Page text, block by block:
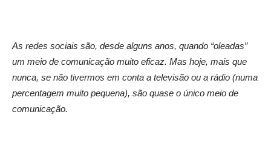
As redes sociais são, desde alguns anos, quando “oleadas”
um meio de comunicação muito eficaz. Mas hoje, mais que
nunca, se não tivermos em conta a televisão ou a rádio (numa
percentagem muito pequena), são quase o único meio de
comunicação.